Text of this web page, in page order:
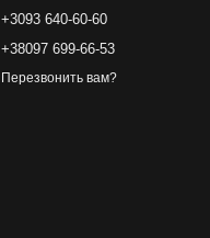
+3093 640-60-60
+38097 699-66-53
Перезвонить вам?